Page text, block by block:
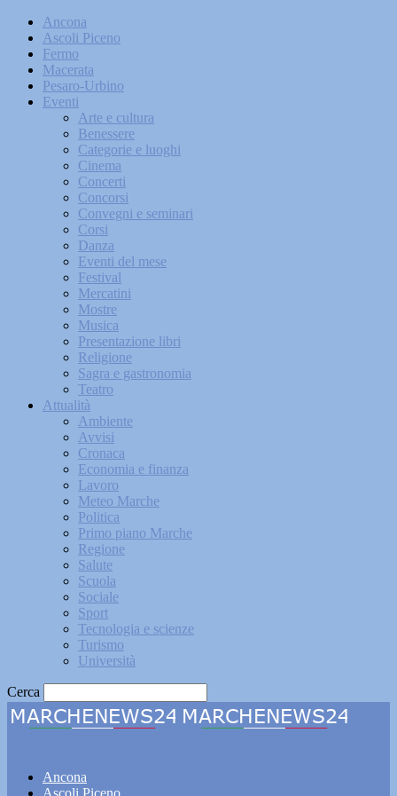
Ancona
Ascoli Piceno
Fermo
Macerata
Pesaro-Urbino
Eventi
Arte e cultura
Benessere
Categorie e luoghi
Cinema
Concerti
Concorsi
Convegni e seminari
Corsi
Danza
Eventi del mese
Festival
Mercatini
Mostre
Musica
Presentazione libri
Religione
Sagra e gastronomia
Teatro
Attualità
Ambiente
Avvisi
Cronaca
Economia e finanza
Lavoro
Meteo Marche
Politica
Primo piano Marche
Regione
Salute
Scuola
Sociale
Sport
Tecnologia e scienze
Turismo
Università
Cerca
Ancona
Ascoli Piceno